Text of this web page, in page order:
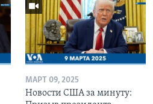
МАРТ 09, 2025
Новости США за минуту: